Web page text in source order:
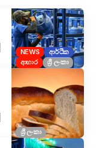
NEWS
ආර්ථික
ආහාර
ශ්‍රී ලංකා
ශ්‍රී ලංකා